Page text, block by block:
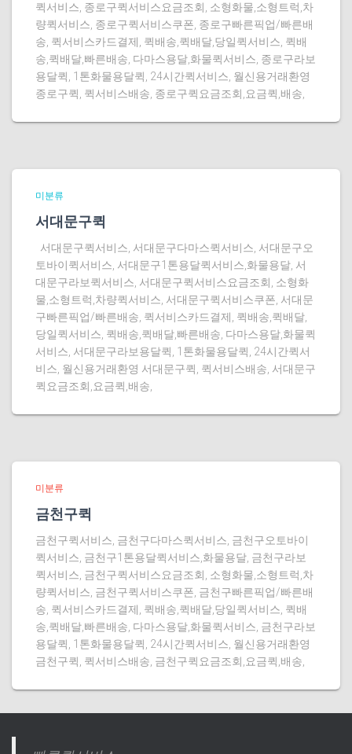
퀵서비스, 종로구퀵서비스요금조회, 소형화물,소형트럭,차
량퀵서비스, 종로구퀵서비스쿠폰, 종로구빠른픽업/빠른배
송, 퀵서비스카드결제, 퀵배송,퀵배달,당일퀵서비스, 퀵배
송,퀵배달,빠른배송, 다마스용달,화물퀵서비스, 종로구라보
용달퀵, 1톤화물용달퀵, 24시간퀵서비스, 월신용거래환영
종로구퀵, 퀵서비스배송, 종로구퀵요금조회,요금퀵,배송,
미분류
서대문구퀵
서대문구퀵서비스, 서대문구다마스퀵서비스, 서대문구오
토바이퀵서비스, 서대문구1톤용달퀵서비스,화물용달, 서
대문구라보퀵서비스, 서대문구퀵서비스요금조회, 소형화
물,소형트럭,차량퀵서비스, 서대문구퀵서비스쿠폰, 서대문
구빠른픽업/빠른배송, 퀵서비스카드결제, 퀵배송,퀵배달,
당일퀵서비스, 퀵배송,퀵배달,빠른배송, 다마스용달,화물퀵
서비스, 서대문구라보용달퀵, 1톤화물용달퀵, 24시간퀵서
비스, 월신용거래환영 서대문구퀵, 퀵서비스배송, 서대문구
퀵요금조회,요금퀵,배송,
미분류
금천구퀵
금천구퀵서비스, 금천구다마스퀵서비스, 금천구오토바이
퀵서비스, 금천구1톤용달퀵서비스,화물용달, 금천구라보
퀵서비스, 금천구퀵서비스요금조회, 소형화물,소형트럭,차
량퀵서비스, 금천구퀵서비스쿠폰, 금천구빠른픽업/빠른배
송, 퀵서비스카드결제, 퀵배송,퀵배달,당일퀵서비스, 퀵배
송,퀵배달,빠른배송, 다마스용달,화물퀵서비스, 금천구라보
용달퀵, 1톤화물용달퀵, 24시간퀵서비스, 월신용거래환영
금천구퀵, 퀵서비스배송, 금천구퀵요금조회,요금퀵,배송,